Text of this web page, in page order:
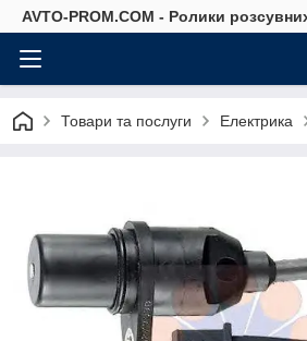
AVTO-PROM.COM - Ролики
Товари та послуги Електрика